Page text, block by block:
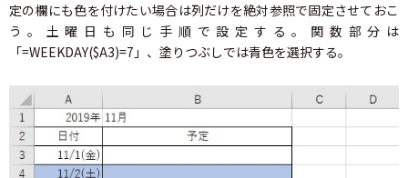
定の欄にも色を付けたい場合は列だけを絶対参照で固定させておこ
う。土曜日も同じ手順で設定する。関数部分は
「=WEEKDAY($A3)=7」、塗りつぶしでは青色を選択する。